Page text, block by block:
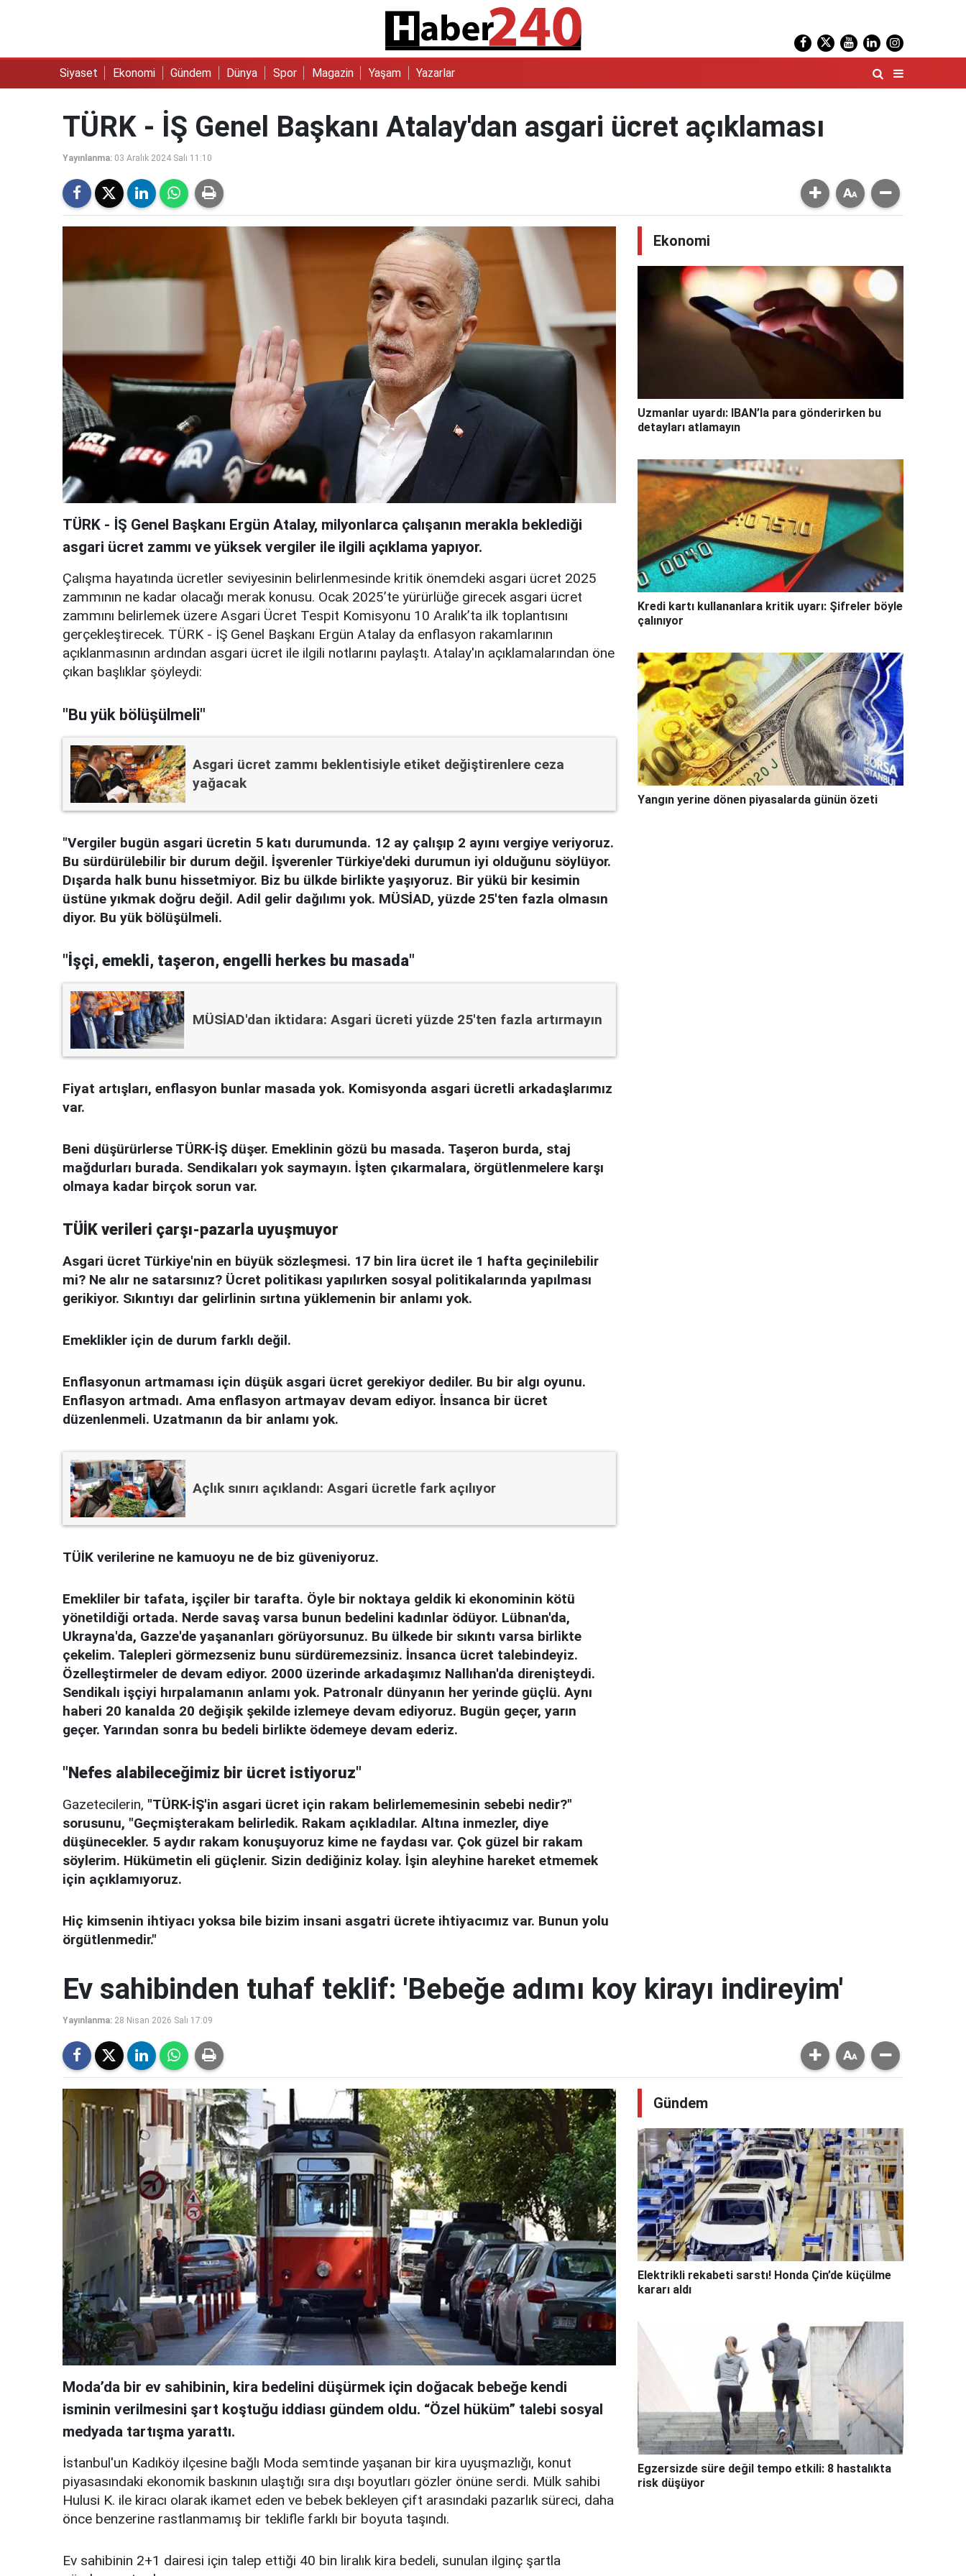
Siyaset Ekonomi Gündem Dünya Spor Magazin Yaşam Yazarlar
TÜRK - İŞ Genel Başkanı Atalay'dan asgari ücret açıklaması
Yayınlanma: 03 Aralık 2024 Salı 11:10
TÜRK - İŞ Genel Başkanı Ergün Atalay, milyonlarca çalışanın merakla beklediği
asgari ücret zammı ve yüksek vergiler ile ilgili açıklama yapıyor.
Çalışma hayatında ücretler seviyesinin belirlenmesinde kritik önemdeki asgari ücret 2025
zammının ne kadar olacağı merak konusu. Ocak 2025’te yürürlüğe girecek asgari ücret
zammını belirlemek üzere Asgari Ücret Tespit Komisyonu 10 Aralık’ta ilk toplantısını
gerçekleştirecek. TÜRK - İŞ Genel Başkanı Ergün Atalay da enflasyon rakamlarının
açıklanmasının ardından asgari ücret ile ilgili notlarını paylaştı. Atalay'ın açıklamalarından öne
çıkan başlıklar şöyleydi:
"Bu yük bölüşülmeli"
Asgari ücret zammı beklentisiyle etiket değiştirenlere ceza
yağacak
"Vergiler bugün asgari ücretin 5 katı durumunda. 12 ay çalışıp 2 ayını vergiye veriyoruz.
Bu sürdürülebilir bir durum değil. İşverenler Türkiye'deki durumun iyi olduğunu söylüyor.
Dışarda halk bunu hissetmiyor. Biz bu ülkde birlikte yaşıyoruz. Bir yükü bir kesimin
üstüne yıkmak doğru değil. Adil gelir dağılımı yok. MÜSİAD, yüzde 25'ten fazla olmasın
diyor. Bu yük bölüşülmeli.
"İşçi, emekli, taşeron, engelli herkes bu masada"
MÜSİAD'dan iktidara: Asgari ücreti yüzde 25'ten fazla artırmayın
Fiyat artışları, enflasyon bunlar masada yok. Komisyonda asgari ücretli arkadaşlarımız
var.
Beni düşürürlerse TÜRK-İŞ düşer. Emeklinin gözü bu masada. Taşeron burda, staj
mağdurları burada. Sendikaları yok saymayın. İşten çıkarmalara, örgütlenmelere karşı
olmaya kadar birçok sorun var.
TÜİK verileri çarşı-pazarla uyuşmuyor
Asgari ücret Türkiye'nin en büyük sözleşmesi. 17 bin lira ücret ile 1 hafta geçinilebilir
mi? Ne alır ne satarsınız? Ücret politikası yapılırken sosyal politikalarında yapılması
gerikiyor. Sıkıntıyı dar gelirlinin sırtına yüklemenin bir anlamı yok.
Emeklikler için de durum farklı değil.
Enflasyonun artmaması için düşük asgari ücret gerekiyor dediler. Bu bir algı oyunu.
Enflasyon artmadı. Ama enflasyon artmayav devam ediyor. İnsanca bir ücret
düzenlenmeli. Uzatmanın da bir anlamı yok.
Açlık sınırı açıklandı: Asgari ücretle fark açılıyor
TÜİK verilerine ne kamuoyu ne de biz güveniyoruz.
Emekliler bir tafata, işçiler bir tarafta. Öyle bir noktaya geldik ki ekonominin kötü
yönetildiği ortada. Nerde savaş varsa bunun bedelini kadınlar ödüyor. Lübnan'da,
Ukrayna'da, Gazze'de yaşananları görüyorsunuz. Bu ülkede bir sıkıntı varsa birlikte
çekelim. Talepleri görmezseniz bunu sürdüremezsiniz. İnsanca ücret talebindeyiz.
Özelleştirmeler de devam ediyor. 2000 üzerinde arkadaşımız Nallıhan'da direnişteydi.
Sendikalı işçiyi hırpalamanın anlamı yok. Patronalr dünyanın her yerinde güçlü. Aynı
haberi 20 kanalda 20 değişik şekilde izlemeye devam ediyoruz. Bugün geçer, yarın
geçer. Yarından sonra bu bedeli birlikte ödemeye devam ederiz.
"Nefes alabileceğimiz bir ücret istiyoruz"
Gazetecilerin, "TÜRK-İŞ'in asgari ücret için rakam belirlememesinin sebebi nedir?"
sorusunu, "Geçmişterakam belirledik. Rakam açıkladılar. Altına inmezler, diye
düşünecekler. 5 aydır rakam konuşuyoruz kime ne faydası var. Çok güzel bir rakam
söylerim. Hükümetin eli güçlenir. Sizin dediğiniz kolay. İşin aleyhine hareket etmemek
için açıklamıyoruz.
Hiç kimsenin ihtiyacı yoksa bile bizim insani asgatri ücrete ihtiyacımız var. Bunun yolu
örgütlenmedir."
Ekonomi
Uzmanlar uyardı: IBAN’la para gönderirken bu
detayları atlamayın
Kredi kartı kullananlara kritik uyarı: Şifreler böyle
çalınıyor
Yangın yerine dönen piyasalarda günün özeti
Ev sahibinden tuhaf teklif: 'Bebeğe adımı koy kirayı indireyim'
Yayınlanma: 28 Nisan 2026 Salı 17:09
Moda’da bir ev sahibinin, kira bedelini düşürmek için doğacak bebeğe kendi
isminin verilmesini şart koştuğu iddiası gündem oldu. “Özel hüküm” talebi sosyal
medyada tartışma yarattı.
İstanbul'un Kadıköy ilçesine bağlı Moda semtinde yaşanan bir kira uyuşmazlığı, konut
piyasasındaki ekonomik baskının ulaştığı sıra dışı boyutları gözler önüne serdi. Mülk sahibi
Hulusi K. ile kiracı olarak ikamet eden ve bebek bekleyen çift arasındaki pazarlık süreci, daha
önce benzerine rastlanmamış bir teklifle farklı bir boyuta taşındı.
Ev sahibinin 2+1 dairesi için talep ettiği 40 bin liralık kira bedeli, sunulan ilginç şartla
Gündem
Elektrikli rekabeti sarstı! Honda Çin’de küçülme
kararı aldı
Egzersizde süre değil tempo etkili: 8 hastalıkta
risk düşüyor